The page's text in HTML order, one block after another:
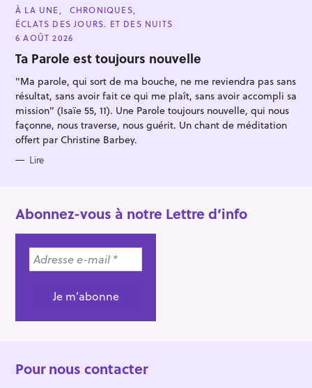
C
A
T
E
O
R
E
À LA UNE
CHRONIQUES
ÉCLATS DES JOURS. ET DES NUITS
6 AOÛT 2026
Ta Parole est toujours nouvelle
"Ma parole, qui sort de ma bouche, ne me reviendra pas sans
résultat, sans avoir fait ce qui me plaît, sans avoir accompli sa
mission" (Isaïe 55, 11). Une Parole toujours nouvelle, qui nous
façonne, nous traverse, nous guérit. Un chant de méditation
offert par Christine Barbey.
Lire
Abonnez-vous à notre Lettre d’info
Pour nous contacter